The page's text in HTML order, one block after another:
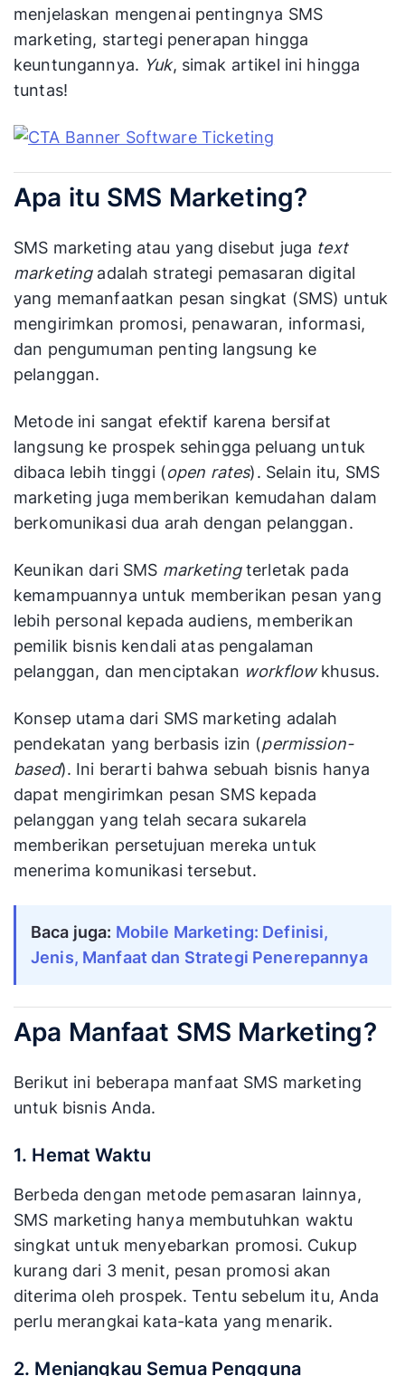
menjelaskan mengenai pentingnya SMS
marketing, startegi penerapan hingga
keuntungannya. Yuk, simak artikel ini hingga
tuntas!
Apa itu SMS Marketing?
SMS marketing atau yang disebut juga text
marketing adalah strategi pemasaran digital
yang memanfaatkan pesan singkat (SMS) untuk
mengirimkan promosi, penawaran, informasi,
dan pengumuman penting langsung ke
pelanggan.
Metode ini sangat efektif karena bersifat
langsung ke prospek sehingga peluang untuk
dibaca lebih tinggi (open rates). Selain itu, SMS
marketing juga memberikan kemudahan dalam
berkomunikasi dua arah dengan pelanggan.
Keunikan dari SMS marketingterletak pada
kemampuannya untuk memberikan pesan yang
lebih personal kepada audiens, memberikan
pemilik bisnis kendali atas pengalaman
pelanggan, dan menciptakan workflowkhusus.
Konsep utama dari SMS marketing adalah
pendekatan yang berbasis izin (permission-
based). Ini berarti bahwa sebuah bisnis hanya
dapat mengirimkan pesan SMS kepada
pelanggan yang telah secara sukarela
memberikan persetujuan mereka untuk
menerima komunikasi tersebut.
Baca juga: Mobile Marketing: Definisi,
Jenis, Manfaat dan Strategi Penerepannya
Apa Manfaat SMS Marketing?
Berikut ini beberapa manfaat SMS marketing
untuk bisnis Anda.
1. Hemat Waktu
Berbeda dengan metode pemasaran lainnya,
SMS marketing hanya membutuhkan waktu
singkat untuk menyebarkan promosi. Cukup
kurang dari 3 menit, pesan promosi akan
diterima oleh prospek. Tentu sebelum itu, Anda
perlu merangkai kata-kata yang menarik.
2. Menjangkau Semua Pengguna